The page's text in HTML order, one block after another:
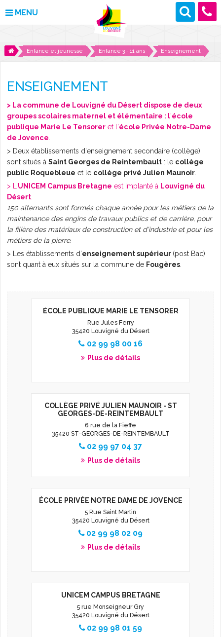
MENU
MAIRIE
DÉCOUVRIR LOUVIGNÉ
CULTURE ET LOISIRS
ENFANCE ET JEUNESSE
DES PROJETS POUR DEMAIN
CONTACT
ACTUALITÉS
L'AGENDA
Enfance et jeunesse Enfance 3 - 11 ans Enseignement
ENSEIGNEMENT
> La commune de Louvigné du Désert dispose de deux
groupes scolaires maternel et élémentaire : l'école
publique Marie Le Tensorer et l'école Privée Notre-Dame
de Jovence
> Deux établissements d'enseignement secondaire (collège)
sont situés àSaint Georges de Reintembault : le collège
public Roquebleue et le collège privé Julien Maunoir
> L'UNICEM Campus Bretagne est implanté à Louvigné du
Désert
150 alternants sont formés chaque année pour les métiers de la
maintenance des engins de travaux publics et de carrière, pour
la filière des matériaux de construction et d’industrie et pour les
métiers de la pierre.
> Les établissements d'enseignement supérieur (post Bac)
sont quant à eux situés sur la commune de Fougères
ÉCOLE PUBLIQUE MARIE LE TENSORER
Rue Jules Ferry
35420 Louvigné du Désert
02 99 98 00 16
Plus de détails
COLLÈGE PRIVÉ JULIEN MAUNOIR - ST
GEORGES-DE-REINTEMBAULT
6 rue de la Fieffe
35420 ST-GEORGES-DE-REINTEMBAULT
02 99 97 04 37
Plus de détails
ÉCOLE PRIVÉE NOTRE DAME DE JOVENCE
5 Rue Saint Martin
35420 Louvigné du Désert
02 99 98 02 09
Plus de détails
UNICEM CAMPUS BRETAGNE
5 rue Monseigneur Gry
35420 Louvigné du Désert
02 99 98 01 59